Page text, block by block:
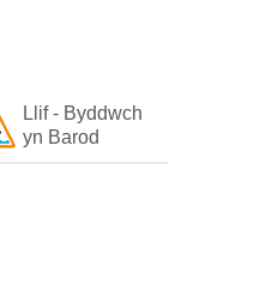
Llif - Byddwch
yn Barod